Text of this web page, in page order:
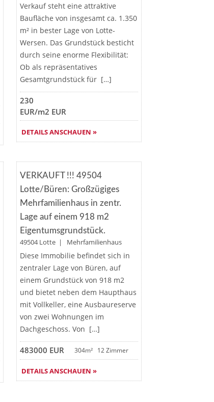
Verkauf steht eine attraktive
Baufläche von insgesamt ca. 1.350
m² in bester Lage von Lotte-
Wersen. Das Grundstück besticht
durch seine enorme Flexibilität:
Ob als repräsentatives
Gesamtgrundstück für […]
230
EUR/m2 EUR
DETAILS ANSCHAUEN »
VERKAUFT
VERKAUFT !!! 49504
Lotte/Büren: Großzügiges
Mehrfamilienhaus in zentr.
Lage auf einem 918 m2
Eigentumsgrundstück.
49504 Lotte | Mehrfamilienhaus
Diese Immobilie befindet sich in
zentraler Lage von Büren, auf
einem Grundstück von 918 m2
und bietet neben dem Haupthaus
mit Vollkeller, eine Ausbaureserve
von zwei Wohnungen im
Dachgeschoss. Von […]
483000 EUR 304m² 12 Zimmer
DETAILS ANSCHAUEN »